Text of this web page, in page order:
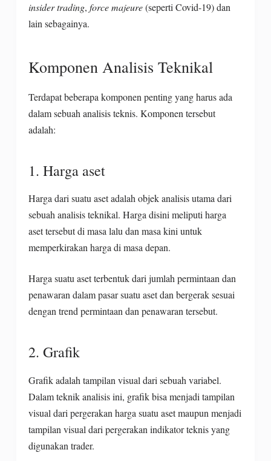
insider trading, force majeure(seperti Covid-19) dan
lain sebagainya.
Komponen Analisis Teknikal
Terdapat beberapa komponen penting yang harus ada
dalam sebuah analisis teknis. Komponen tersebut
adalah:
1. Harga aset
Harga dari suatu aset adalah objek analisis utama dari
sebuah analisis teknikal. Harga disini meliputi harga
aset tersebut di masa lalu dan masa kini untuk
memperkirakan harga di masa depan.
Harga suatu aset terbentuk dari jumlah permintaan dan
penawaran dalam pasar suatu aset dan bergerak sesuai
dengan trend permintaan dan penawaran tersebut.
2. Grafik
Grafik adalah tampilan visual dari sebuah variabel.
Dalam teknik analisis ini, grafik bisa menjadi tampilan
visual dari pergerakan harga suatu aset maupun menjadi
tampilan visual dari pergerakan indikator teknis yang
digunakan trader.